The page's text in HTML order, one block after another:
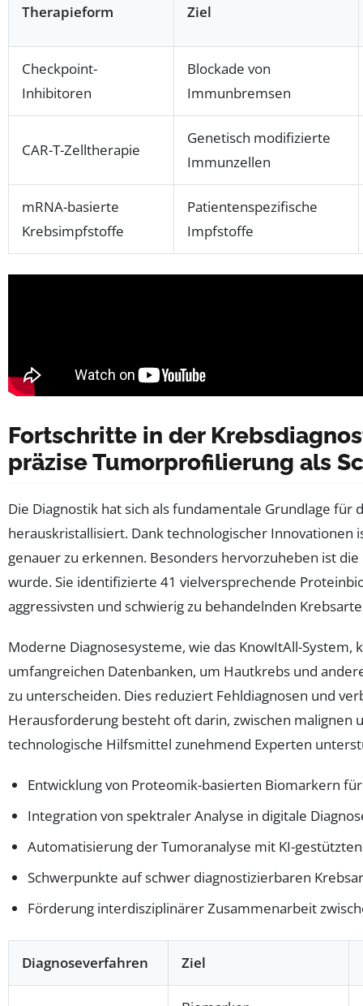
Therapieform Ziel
Checkpoint-
Inhibitoren
Blockade von
Immunbremsen
CAR-T-Zelltherapie
Genetisch modifizierte
Immunzellen
mRNA-basierte
Krebsimpfstoffe
Patientenspezifische
Impfstoffe
Fortschritte in der
präzise Tumorprofilierung als
Die Diagnostik hat sich als fundamentale Grundlage
herauskristallisiert. Dank technologischer
genauer zu erkennen. Besonders hervorzuheben ist
wurde. Sie identifizierte 41 vielversprechende
aggressivsten und schwierig zu behandelnden
Moderne Diagnosesysteme, wie das KnowItAll-
umfangreichen Datenbanken, um Hautkrebs und
zu unterscheiden. Dies reduziert Fehldiagnosen und
Herausforderung besteht oft darin, zwischen malignen
technologische Hilfsmittel zunehmend Experten
Entwicklung von Proteomik-basierten Biomarkern
Integration von spektraler Analyse in digitale
Automatisierung der Tumoranalyse mit KI-
Schwerpunkte auf schwer diagnostizierbaren
Förderung interdisziplinärer Zusammenarbeit
Diagnoseverfahren Ziel